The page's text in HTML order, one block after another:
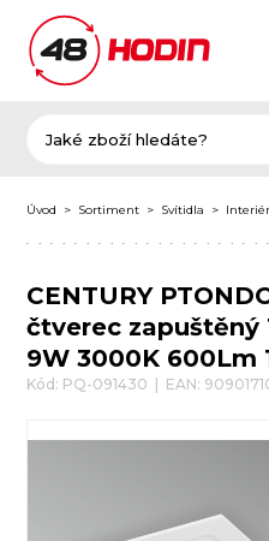
Úvod Sortiment Svítidla
CENTURY
čtverec zapuštěný
9W 3000K 600Lm
Kód: PQ-091430 | EAN: